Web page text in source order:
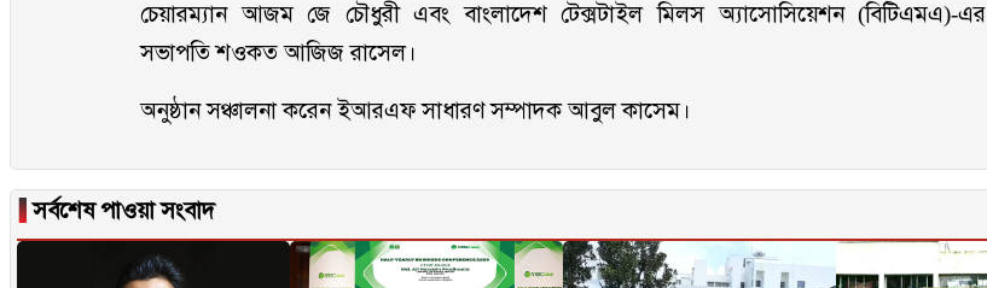
চেয়ারম্যান আজম জে চৌধুরী এবং বাংলাদেশ টেক্সটাইল মিলস অ্যাসোসিয়েশন (বিটিএমএ)-এর
সভাপতি শওকত আজিজ রাসেল।
অনুষ্ঠান সঞ্চালনা করেন ইআরএফ সাধারণ সম্পাদক আবুল কাসেম।
▐সর্বশেষ পাওয়া সংবাদ